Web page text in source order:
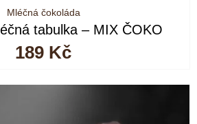
Mléčná čokoláda
tabulka – MIX ČOKO
189 Kč